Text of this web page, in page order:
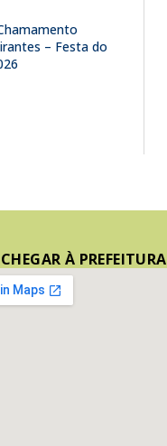
– Festa do
À PREFEITURA